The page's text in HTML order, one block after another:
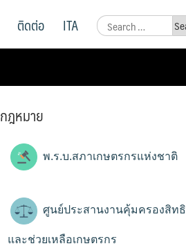
Search
for:
ติดต่อ ITA
กฎหมาย
พ.ร.บ.สภาเกษตรกรแห่งชาติ
ศูนย์ประสานงานคุ้มครองสิทธิ
และช่วยเหลือเกษตรกร